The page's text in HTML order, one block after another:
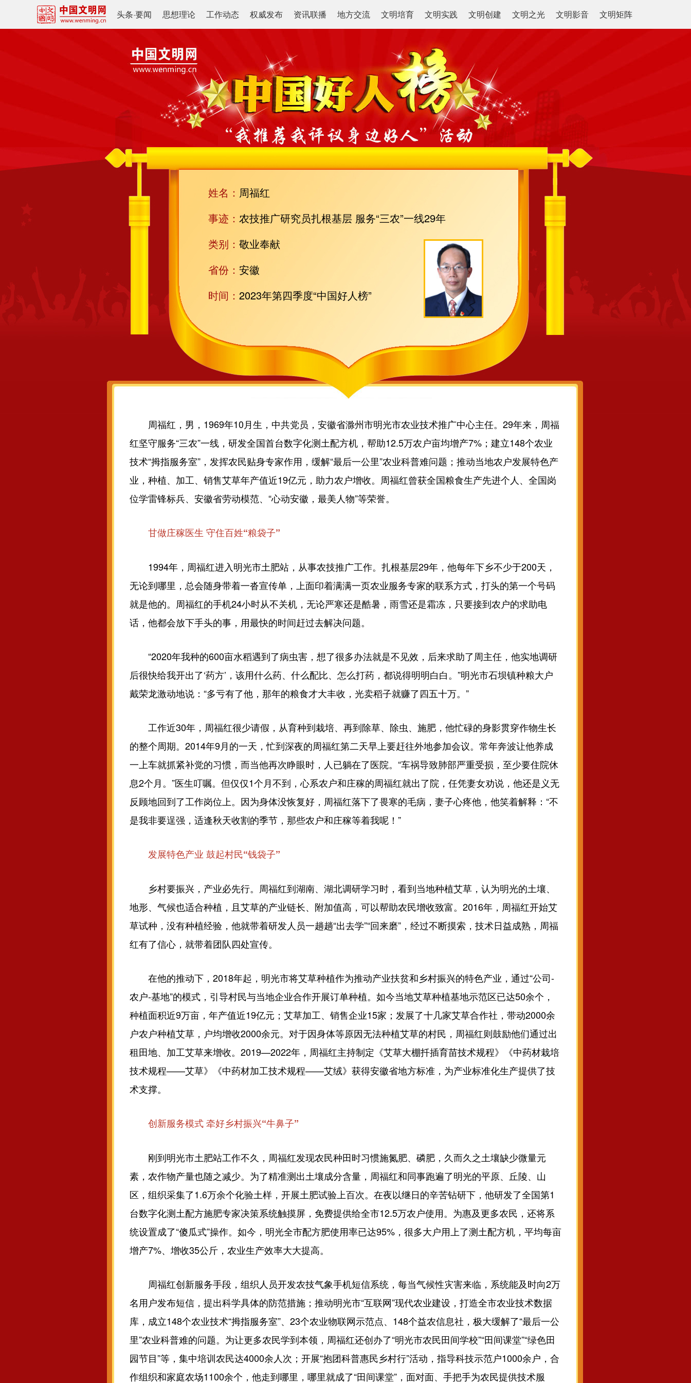
头条·要闻 思想理论 工作动态 权威发布 资讯联播 地方交流 文明培育 文明实践 文明创建 文明之光 文明影音 文明矩阵
姓名： 周福红
事迹： 农技推广研究员扎根基层 服务“三农”一线29年
类别： 敬业奉献
省份： 安徽
时间： 2023年第四季度“中国好人榜”
周福红，男，1969年10月生，中共党员，安徽省滁州市明光市农业技术推广中心主任。29年来，周福
红坚守服务“三农”一线，研发全国首台数字化测土配方机，帮助12.5万农户亩均增产7%；建立148个农业
技术“拇指服务室”，发挥农民贴身专家作用，缓解“最后一公里”农业科普难问题；推动当地农户发展特色产
业，种植、加工、销售艾草年产值近19亿元，助力农户增收。周福红曾获全国粮食生产先进个人、全国岗
位学雷锋标兵、安徽省劳动模范、“心动安徽，最美人物”等荣誉。
甘做庄稼医生 守住百姓“粮袋子”
1994年，周福红进入明光市土肥站，从事农技推广工作。扎根基层29年，他每年下乡不少于200天，
无论到哪里，总会随身带着一沓宣传单，上面印着满满一页农业服务专家的联系方式，打头的第一个号码
就是他的。周福红的手机24小时从不关机，无论严寒还是酷暑，雨雪还是霜冻，只要接到农户的求助电
话，他都会放下手头的事，用最快的时间赶过去解决问题。
“2020年我种的600亩水稻遇到了病虫害，想了很多办法就是不见效，后来求助了周主任，他实地调研
后很快给我开出了‘药方’，该用什么药、什么配比、怎么打药，都说得明明白白。”明光市石坝镇种粮大户
戴荣龙激动地说：“多亏有了他，那年的粮食才大丰收，光卖稻子就赚了四五十万。”
工作近30年，周福红很少请假，从育种到栽培、再到除草、除虫、施肥，他忙碌的身影贯穿作物生长
的整个周期。2014年9月的一天，忙到深夜的周福红第二天早上要赶往外地参加会议。常年奔波让他养成
一上车就抓紧补觉的习惯，而当他再次睁眼时，人已躺在了医院。“车祸导致肺部严重受损，至少要住院休
息2个月。”医生叮嘱。但仅仅1个月不到，心系农户和庄稼的周福红就出了院，任凭妻女劝说，他还是义无
反顾地回到了工作岗位上。因为身体没恢复好，周福红落下了畏寒的毛病，妻子心疼他，他笑着解释：“不
是我非要逞强，适逢秋天收割的季节，那些农户和庄稼等着我呢！”
发展特色产业 鼓起村民“钱袋子”
乡村要振兴，产业必先行。周福红到湖南、湖北调研学习时，看到当地种植艾草，认为明光的土壤、
地形、气候也适合种植，且艾草的产业链长、附加值高，可以帮助农民增收致富。2016年，周福红开始艾
草试种，没有种植经验，他就带着研发人员一趟趟“出去学”“回来磨”，经过不断摸索，技术日益成熟，周福
红有了信心，就带着团队四处宣传。
在他的推动下，2018年起，明光市将艾草种植作为推动产业扶贫和乡村振兴的特色产业，通过“公司-
农户-基地”的模式，引导村民与当地企业合作开展订单种植。如今当地艾草种植基地示范区已达50余个，
种植面积近9万亩，年产值近19亿元；艾草加工、销售企业15家；发展了十几家艾草合作社，带动2000余
户农户种植艾草，户均增收2000余元。对于因身体等原因无法种植艾草的村民，周福红则鼓励他们通过出
租田地、加工艾草来增收。2019—2022年，周福红主持制定《艾草大棚扦插育苗技术规程》《中药材栽培
技术规程——艾草》《中药材加工技术规程——艾绒》获得安徽省地方标准，为产业标准化生产提供了技
术支撑。
创新服务模式 牵好乡村振兴“牛鼻子”
刚到明光市土肥站工作不久，周福红发现农民种田时习惯施氮肥、磷肥，久而久之土壤缺少微量元
素，农作物产量也随之减少。为了精准测出土壤成分含量，周福红和同事跑遍了明光的平原、丘陵、山
区，组织采集了1.6万余个化验土样，开展土肥试验上百次。在夜以继日的辛苦钻研下，他研发了全国第1
台数字化测土配方施肥专家决策系统触摸屏，免费提供给全市12.5万农户使用。为惠及更多农民，还将系
统设置成了“傻瓜式”操作。如今，明光全市配方肥使用率已达95%，很多大户用上了测土配方机，平均每亩
增产7%、增收35公斤，农业生产效率大大提高。
周福红创新服务手段，组织人员开发农技气象手机短信系统，每当气候性灾害来临，系统能及时向2万
名用户发布短信，提出科学具体的防范措施；推动明光市“互联网”现代农业建设，打造全市农业技术数据
库，成立148个农业技术“拇指服务室”、23个农业物联网示范点、148个益农信息社，极大缓解了“最后一公
里”农业科普难的问题。为让更多农民学到本领，周福红还创办了“明光市农民田间学校”“田间课堂”“绿色田
园节目”等，集中培训农民达4000余人次；开展“抱团科普惠民乡村行”活动，指导科技示范户1000余户，合
作组织和家庭农场1100余个，他走到哪里，哪里就成了“田间课堂”，面对面、手把手为农民提供技术服